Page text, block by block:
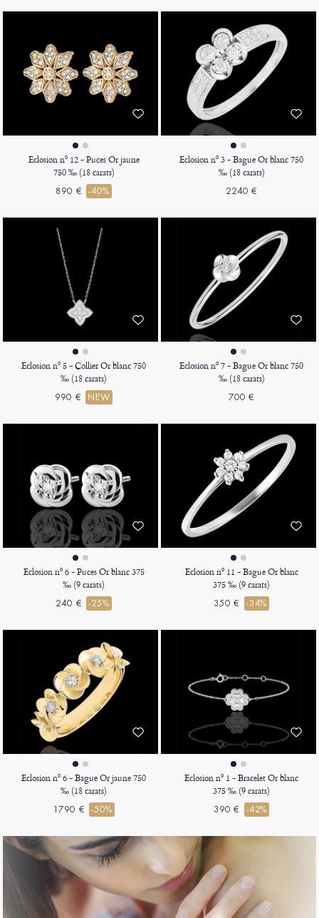
Eclosion nº 12 - Puces Or jaune
750 ‰ (18 carats)
890 € -40%
Eclosion nº 3 - Bague Or blanc 750
‰ (18 carats)
2240 €
Eclosion nº 5 - Collier Or blanc 750
‰ (18 carats)
990 € NEW
Eclosion nº 7 - Bague Or blanc 750
‰ (18 carats)
700 €
Eclosion nº 6 - Puces Or blanc 375
‰ (9 carats)
240 € -25%
Eclosion nº 11 - Bague Or blanc
375 ‰ (9 carats)
350 € -34%
Eclosion nº 6 - Bague Or jaune 750
‰ (18 carats)
1790 € -50%
Eclosion nº 1 - Bracelet Or blanc
375 ‰ (9 carats)
390 € -42%